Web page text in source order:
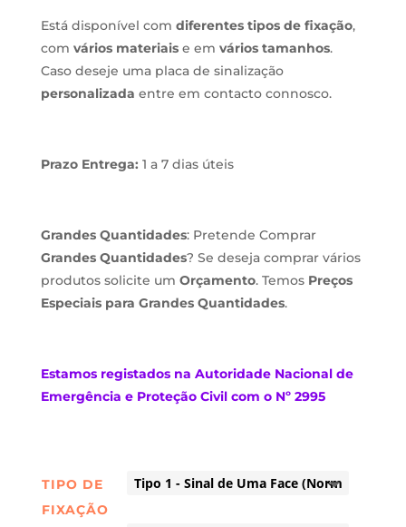
Está disponível com diferentes tipos de fixação,
com vários materiaise em vários tamanhos.
Caso deseje uma placa de sinalização
personalizada entre em contacto connosco.
Prazo Entrega: 1 a 7 dias úteis
Grandes Quantidades: Pretende Comprar
Grandes Quantidades? Se deseja comprar vários
produtos solicite um Orçamento. Temos Preços
Especiais para Grandes Quantidades.
Estamosregistados na Autoridade Nacional de
Emergência e Proteção Civil com o Nº 2995
TIPO DE
FIXAÇÃO